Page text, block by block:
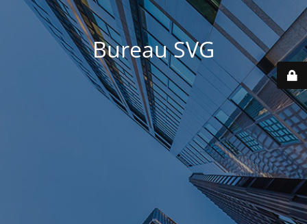
Bureau SVG